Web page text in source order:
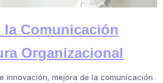
Comunicación
Organizacional
innovación, mejora de la comunicación